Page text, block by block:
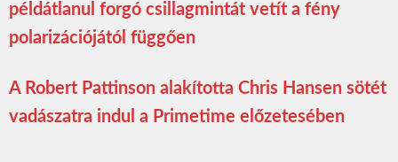
példátlanul forgó csillagmintát vetít a fény
polarizációjától függően
A Robert Pattinson alakította Chris Hansen sötét
vadászatra indul a Primetime előzetesében